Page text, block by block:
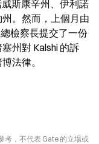
斯康辛州、伊利諾
。然而，上個月由
檢察長提交了一份
州對 Kalshi 的訴
法律。
考，不代表 Gate 的立場或